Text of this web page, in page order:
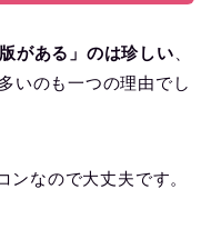
版がある」のは珍しい
いのも一つの理由でし
ンなので大丈夫です。